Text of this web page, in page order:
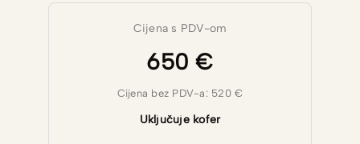
Cijena s PDV-om
650 €
Cijena bez PDV-a: 520 €
Uključuje kofer